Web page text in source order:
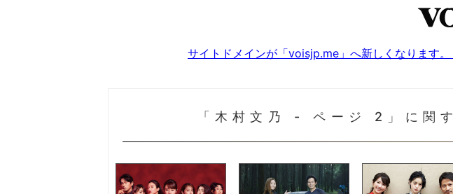
サイトドメインが「voisjp.me」へ新しくなります
「木村文乃 - ページ 2」に関